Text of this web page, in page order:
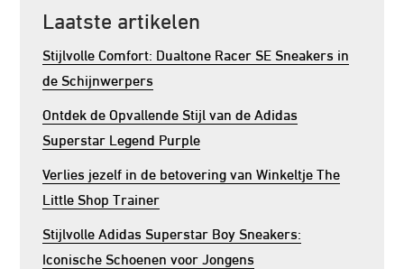
Laatste artikelen
Stijlvolle Comfort: Dualtone Racer SE Sneakers in
de Schijnwerpers
Ontdek de Opvallende Stijl van de Adidas
Superstar Legend Purple
Verlies jezelf in de betovering van Winkeltje The
Little Shop Trainer
Stijlvolle Adidas Superstar Boy Sneakers:
Iconische Schoenen voor Jongens